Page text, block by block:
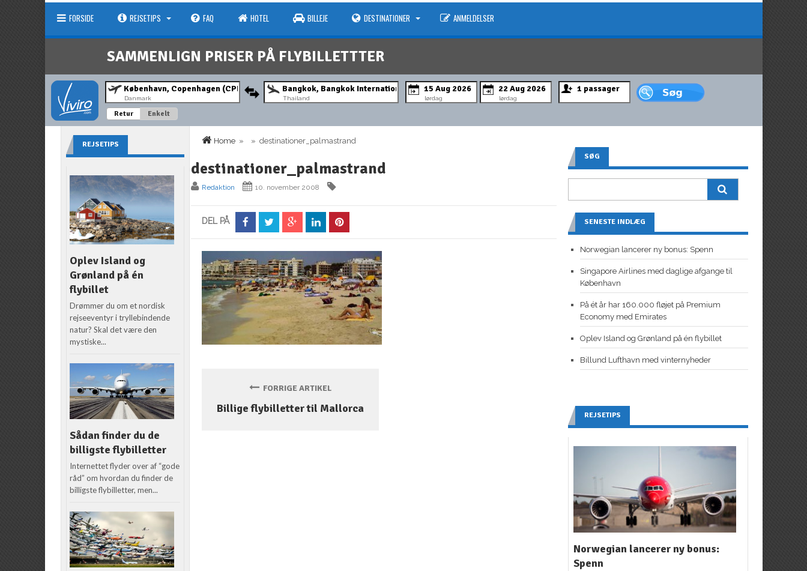
FORSIDE REJSETIPS FAQ HOTEL BILLEJE DESTINATIONER ANMELDELSER
SAMMENLIGN PRISER PÅ FLYBILLETTTER
Danmark Thailand lørdag lørdag
Retur Enkelt
Home » » destinationer_palmastrand
destinationer_palmastrand
Redaktion 10. november 2008
DEL PÅ
FORRIGE ARTIKEL
Billige flybilletter til Mallorca
REJSETIPS
Oplev Island og
Grønland på én
flybillet
Drømmer du om et nordisk
rejseeventyr i tryllebindende
natur? Skal det være den
mystiske...
Sådan finder du de
billigste flybilletter
Internettet flyder over af “gode
råd” om hvordan du finder de
billigste flybilletter, men...
SØG
SENESTE INDLÆG
Norwegian lancerer ny bonus: Spenn
Singapore Airlines med daglige afgange til
København
På ét år har 160.000 fløjet på Premium
Economy med Emirates
Oplev Island og Grønland på én flybillet
Billund Lufthavn med vinternyheder
REJSETIPS
Norwegian lancerer ny bonus:
Spenn